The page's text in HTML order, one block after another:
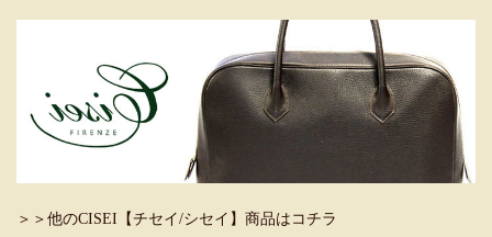
＞＞他のCISEI【チセイ/シセイ】商品はコチラ